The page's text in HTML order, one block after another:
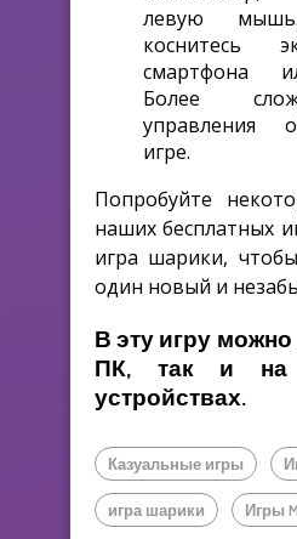
левую
коснитесь
смартфона
Более
управления
игре.
Попробуйте
наших бесплатных
игра шарики,
один новый и
В эту игру можно
ПК, так и на
устройствах.
Казуальные игры
игра шарики Игры